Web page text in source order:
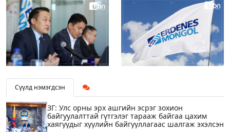
Сүүлд нэмэгдсэн
ЗГ: Улс орны эрх ашгийн эсрэг зохион
байгуулалттай гүтгэлэг тарааж байгаа цахим
хаягуудыг хуулийн байгууллагаас шалгаж эхэлсэн